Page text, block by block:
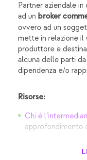
Partner aziendale
ad un broker
ovvero ad un
mette in relazione il
produttore e
alcuna delle parti
dipendenza e/o
Risorse:
Chi è
approfondimento